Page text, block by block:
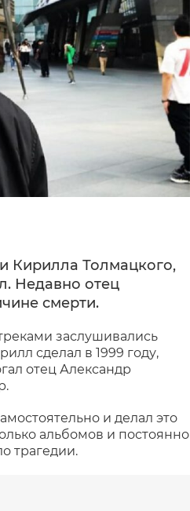
Кирилла Толмацкого,
Недавно отец
смерти.
заслушивались
сделал в 1999 году,
отец Александр
и делал это
альбомов и постоянно
трагедии.